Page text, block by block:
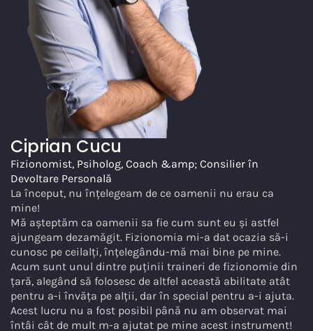
Ciprian Cucu
Fizionomist, Psiholog, Coach &amp; Consilier în
Devoltare Personală
La început, nu înțelegeam de ce oamenii nu erau ca
mine!
Mă așteptăm ca oamenii sa fie cum sunt eu și astfel
ajungeam dezamăgit. Fizionomia mi-a dat ocazia să-i
cunosc pe ceilalți, înțelegându-mă mai bine pe mine.
Acum sunt unul dintre puținii traineri de fizionomie din
țară, alegând să folosesc de altfel această abilitate atât
pentru a-i învăța pe alții, dar în special pentru a-i ajuta.
Acest lucru nu a fost posibil până nu am observat mai
întâi cât de mult m-a ajutat pe mine acest instrument!